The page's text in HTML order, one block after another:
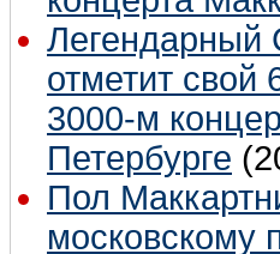
Легендарный
отметит
3000-м
Петербурге
Пол
московскому